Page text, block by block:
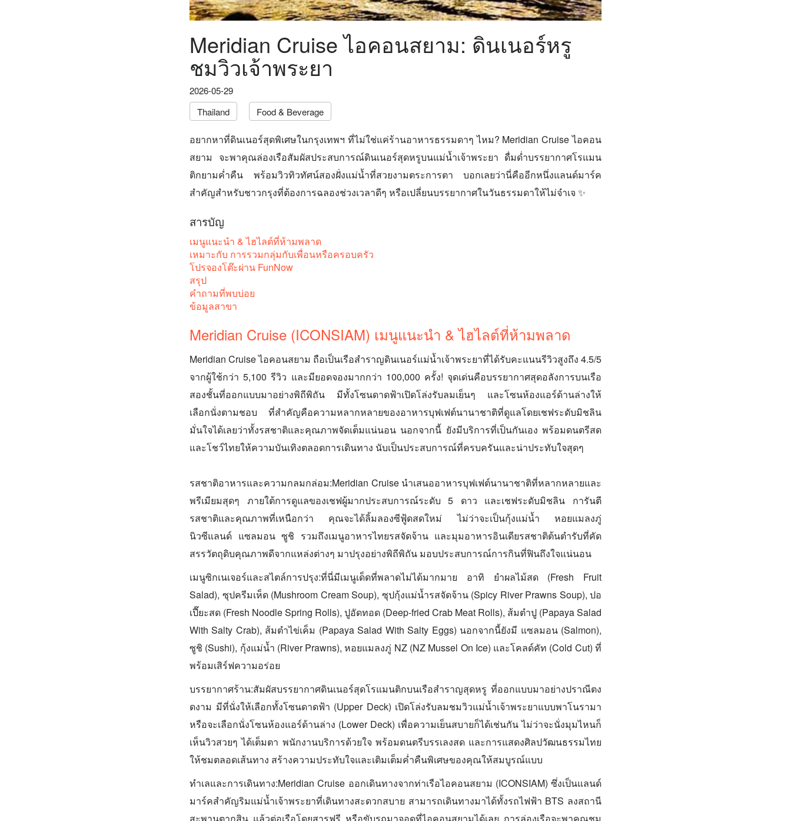
Meridian Cruise ไอคอนสยาม: ดินเนอร์หรู
ชมวิวเจ้าพระยา
2026-05-29
Thailand
Food & Beverage
อยากหาที่ดินเนอร์สุดพิเศษในกรุงเทพฯ ที่ไม่ใช่แค่ร้านอาหารธรรมดาๆ ไหม? Meridian Cruise ไอคอน
สยาม จะพาคุณล่องเรือสัมผัสประสบการณ์ดินเนอร์สุดหรูบนแม่น้ำเจ้าพระยา ดื่มด่ำบรรยากาศโรแมน
ติกยามค่ำคืน พร้อมวิวทิวทัศน์สองฝั่งแม่น้ำที่สวยงามตระการตา บอกเลยว่านี่คืออีกหนึ่งแลนด์มาร์ค
สำคัญสำหรับชาวกรุงที่ต้องการฉลองช่วงเวลาดีๆ หรือเปลี่ยนบรรยากาศในวันธรรมดาให้ไม่จำเจ ✨
สารบัญ
เมนูแนะนำ & ไฮไลต์ที่ห้ามพลาด
เหมาะกับ การรวมกลุ่มกับเพื่อนหรือครอบครัว
โปรจองโต๊ะผ่าน FunNow
สรุป
คำถามที่พบบ่อย
ข้อมูลสาขา
Meridian Cruise (ICONSIAM) เมนูแนะนำ & ไฮไลต์ที่ห้ามพลาด
Meridian Cruise ไอคอนสยาม ถือเป็นเรือสำราญดินเนอร์แม่น้ำเจ้าพระยาที่ได้รับคะแนนรีวิวสูงถึง 4.5/5
จากผู้ใช้กว่า 5,100 รีวิว และมียอดจองมากกว่า 100,000 ครั้ง! จุดเด่นคือบรรยากาศสุดอลังการบนเรือ
สองชั้นที่ออกแบบมาอย่างพิถีพิถัน มีทั้งโซนดาดฟ้าเปิดโล่งรับลมเย็นๆ และโซนห้องแอร์ด้านล่างให้
เลือกนั่งตามชอบ ที่สำคัญคือความหลากหลายของอาหารบุฟเฟต์นานาชาติที่ดูแลโดยเชฟระดับมิชลิน
มั่นใจได้เลยว่าทั้งรสชาติและคุณภาพจัดเต็มแน่นอน นอกจากนี้ ยังมีบริการที่เป็นกันเอง พร้อมดนตรีสด
และโชว์ไทยให้ความบันเทิงตลอดการเดินทาง นับเป็นประสบการณ์ที่ครบครันและน่าประทับใจสุดๆ
รสชาติอาหารและความกลมกล่อม:Meridian Cruise นำเสนออาหารบุฟเฟต์นานาชาติที่หลากหลายและ
พรีเมียมสุดๆ ภายใต้การดูแลของเชฟผู้มากประสบการณ์ระดับ 5 ดาว และเชฟระดับมิชลิน การันตี
รสชาติและคุณภาพที่เหนือกว่า คุณจะได้ลิ้มลองซีฟู้ดสดใหม่ ไม่ว่าจะเป็นกุ้งแม่น้ำ หอยแมลงภู่
นิวซีแลนด์ แซลมอน ซูชิ รวมถึงเมนูอาหารไทยรสจัดจ้าน และมุมอาหารอินเดียรสชาติต้นตำรับที่คัด
สรรวัตถุดิบคุณภาพดีจากแหล่งต่างๆ มาปรุงอย่างพิถีพิถัน มอบประสบการณ์การกินที่ฟินถึงใจแน่นอน
เมนูซิกเนเจอร์และสไตล์การปรุง:ที่นี่มีเมนูเด็ดที่พลาดไม่ได้มากมาย อาทิ ยำผลไม้สด (Fresh Fruit
Salad), ซุปครีมเห็ด (Mushroom Cream Soup), ซุปกุ้งแม่น้ำรสจัดจ้าน (Spicy River Prawns Soup), ปอ
เปี๊ยะสด (Fresh Noodle Spring Rolls), ปูอัดทอด (Deep-fried Crab Meat Rolls), ส้มตำปู (Papaya Salad
With Salty Crab), ส้มตำไข่เค็ม (Papaya Salad With Salty Eggs) นอกจากนี้ยังมี แซลมอน (Salmon),
ซูชิ (Sushi), กุ้งแม่น้ำ (River Prawns), หอยแมลงภู่ NZ (NZ Mussel On Ice) และโคลด์คัท (Cold Cut) ที่
พร้อมเสิร์ฟความอร่อย
บรรยากาศร้าน:สัมผัสบรรยากาศดินเนอร์สุดโรแมนติกบนเรือสำราญสุดหรู ที่ออกแบบมาอย่างปราณีตง
ดงาม มีที่นั่งให้เลือกทั้งโซนดาดฟ้า (Upper Deck) เปิดโล่งรับลมชมวิวแม่น้ำเจ้าพระยาแบบพาโนรามา
หรือจะเลือกนั่งโซนห้องแอร์ด้านล่าง (Lower Deck) เพื่อความเย็นสบายก็ได้เช่นกัน ไม่ว่าจะนั่งมุมไหนก็
เห็นวิวสวยๆ ได้เต็มตา พนักงานบริการด้วยใจ พร้อมดนตรีบรรเลงสด และการแสดงศิลปวัฒนธรรมไทย
ให้ชมตลอดเส้นทาง สร้างความประทับใจและเติมเต็มค่ำคืนพิเศษของคุณให้สมบูรณ์แบบ
ทำเลและการเดินทาง:Meridian Cruise ออกเดินทางจากท่าเรือไอคอนสยาม (ICONSIAM) ซึ่งเป็นแลนด์
มาร์คสำคัญริมแม่น้ำเจ้าพระยาที่เดินทางสะดวกสบาย สามารถเดินทางมาได้ทั้งรถไฟฟ้า BTS ลงสถานี